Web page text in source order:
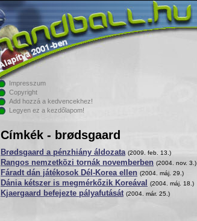
Impresszum
Copyright
Add hozzá a kedvencekhez!
Legyen ez a kezdőlapom!
Címkék - brødsgaard
Brødsgaard a pénzhiány áldozata (2009. feb. 13.)
Rangos nemzetközi tornák novemberben (2004. nov. 3.)
Fáradt dán játékosok Dél-Korea ellen (2004. máj. 29.)
Dánia kétszer is megmérkőzik Koreával (2004. máj. 18.)
Kjaergaard befejezte pályafutását (2004. már. 25.)